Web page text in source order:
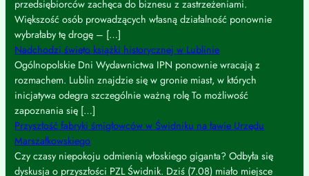
przedsiębiorców zachęca do biznesu z zastrzeżeniami.
Większość osób prowadzących własną działalność ponownie
wybrałaby tę drogę – […]
Nadchodzi święto książki historycznej w Lublinie
Ogólnopolskie Dni Wydawnictwa IPN ponownie wracają z
rozmachem. Lublin znajdzie się w gronie miast, w których
inicjatywa odegra szczególnie ważną rolę To możliwość
zapoznania się […]
Przyszłość fabryki śmigłowców w Świdniku na ławie Urzędu
Marszałkowskiego
Czy czasy niepokoju odmienią włoskiego giganta? Odbyła się
dyskusja o przyszłości PZL Świdnik. Dziś (7.08) miało miejsce